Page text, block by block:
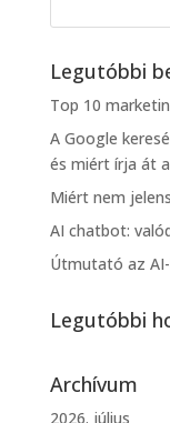
Legutóbbi
Top 10
A Google
és miért írja át
Miért nem
AI chatbot:
Útmutató az
Legutóbbi
Archívum
2026. július